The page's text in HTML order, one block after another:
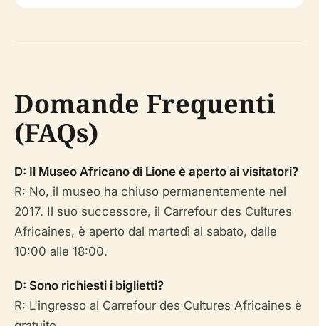
Domande Frequenti
(FAQs)
D: Il Museo Africano di Lione è aperto ai visitatori?
R: No, il museo ha chiuso permanentemente nel
2017. Il suo successore, il Carrefour des Cultures
Africaines, è aperto dal martedì al sabato, dalle
10:00 alle 18:00.
D: Sono richiesti i biglietti?
R: L'ingresso al Carrefour des Cultures Africaines è